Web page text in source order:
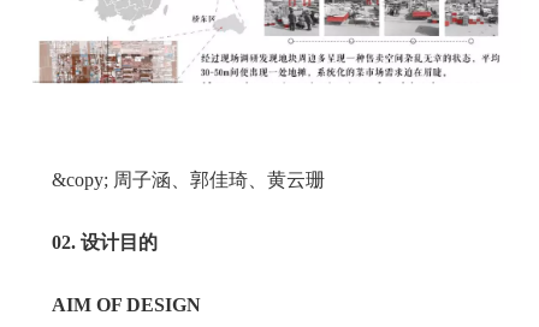
&copy; 周子涵、郭佳琦、黄云珊
02. 设计目的
AIM OF DESIGN